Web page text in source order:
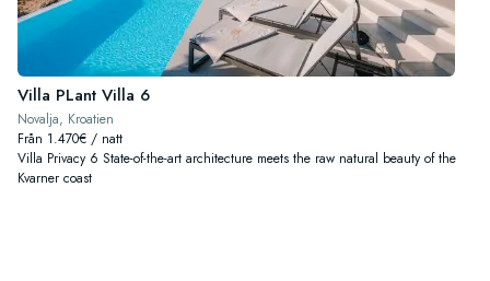
Villa PLant Villa 6
Novalja, Kroatien
Från 1.470€ / natt
Villa Privacy 6 State-of-the-art architecture meets the raw natural beauty of the
Kvarner coast